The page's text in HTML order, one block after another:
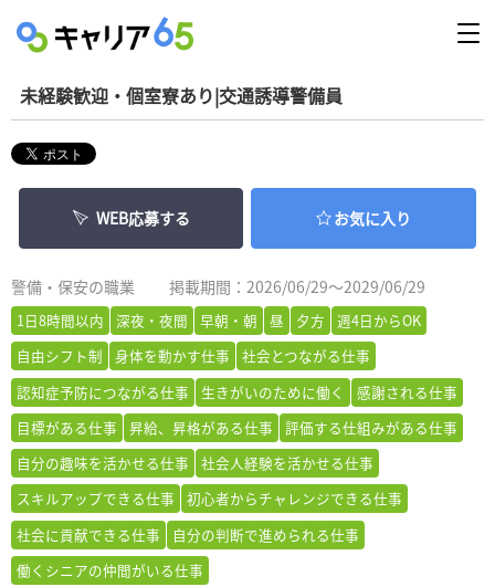
未経験歓迎・個室寮あり|交通誘導警備員
WEB応募する お気に入り
警備・保安の職業 掲載期間：2026/06/29～2029/06/29
1日8時間以内 深夜・夜間 早朝・朝 昼 夕方
週4日からOK
自由シフト制
身体を動かす仕事
社会とつながる仕事
認知症予防につながる仕事
生きがいのために働く
感謝される仕事
目標がある仕事
昇給、昇格がある仕事
評価する仕組みがある仕事
自分の趣味を活かせる仕事
社会人経験を活かせる仕事
スキルアップできる仕事
初心者からチャレンジできる仕事
社会に貢献できる仕事
自分の判断で進められる仕事
働くシニアの仲間がいる仕事